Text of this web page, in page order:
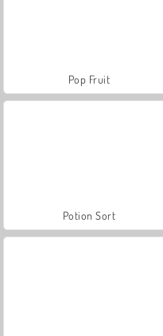
Pop Fruit
Potion Sort